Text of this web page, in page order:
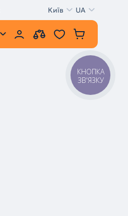
Київ UA
КНОПКА
ЗВ'ЯЗКУ